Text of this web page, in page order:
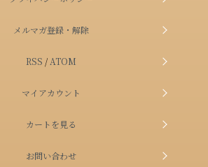
キャラクター
マイアカウント
メルマガ登録・解除
RSS / ATOM
マイアカウント
カートを見る
お問い合わせ